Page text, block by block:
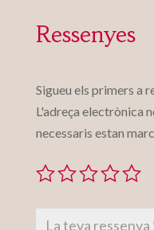
Ressenyes
Sigueu els primers a
L'adreça electrònica
necessaris estan